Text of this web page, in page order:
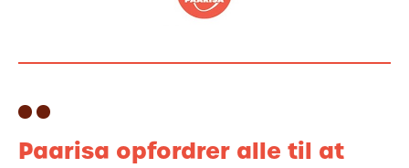
Paarisa opfordrer alle til at